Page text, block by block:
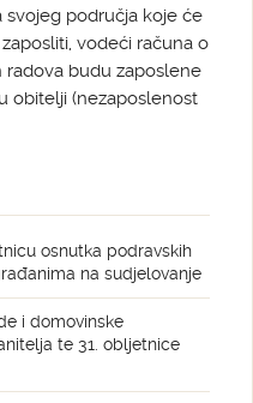
područja koje će
vodeći računa o
budu zaposlene
obitelji (nezaposlenost
osnutka podravskih
na sudjelovanje
i domovinske
te 31. obljetnice